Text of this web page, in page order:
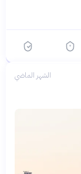
الشهر الماضي